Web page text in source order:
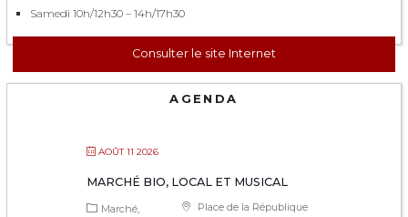
Samedi 10h/12h30 – 14h/17h30
Consulter le site Internet
AGENDA
AOÛT 11 2026
MARCHÉ BIO, LOCAL ET MUSICAL
Place de la République
Marché